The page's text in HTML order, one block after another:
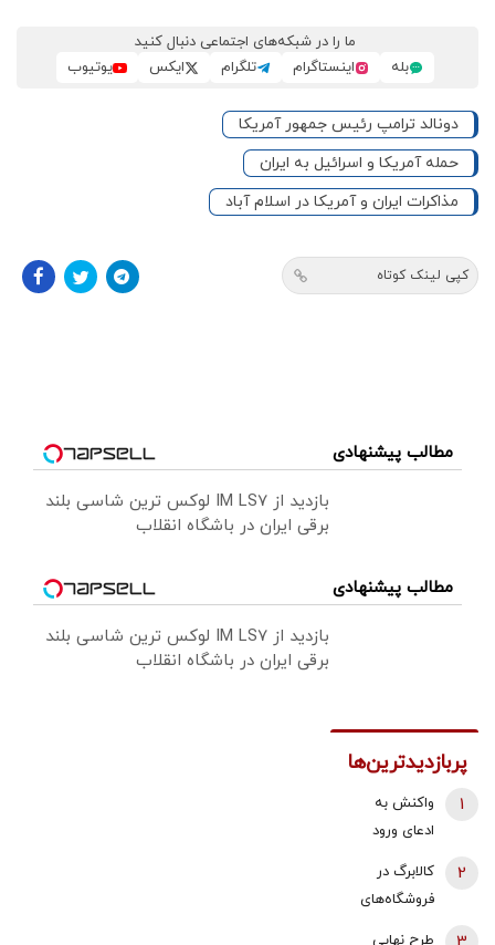
ما را در شبکه‌های اجتماعی دنبال کنید
بله
اینستاگرام تلگرام ایکس یوتیوب
دونالد ترامپ رئیس جمهور آمریکا
حمله آمریکا و اسرائیل به ایران
مذاکرات ایران و آمریکا در اسلام آباد
کپی لینک کوتاه
مطالب پیشنهادی
بازدید از IM LS7 لوکس ترین شاسی بلند
برقی ایران در باشگاه انقلاب
مطالب پیشنهادی
بازدید از IM LS7 لوکس ترین شاسی بلند
برقی ایران در باشگاه انقلاب
پربازدیدترین‌ها
واکنش به
ادعای ورود
هواگردها به
دقیقه قبل از
1
کالابرگ در
فروشگاه‌های
2
طرح نهایی